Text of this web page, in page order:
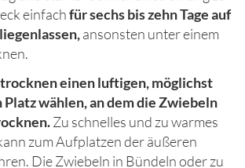
einfachfür sechs bis zehn Tage auf
ansonsten unter einem
einen luftigen, möglichst
wählen, an dem die Zwiebeln
Zu schnelles und zu warmes
zum Aufplatzen der äußeren
Die Zwiebeln in Bündeln oder zu